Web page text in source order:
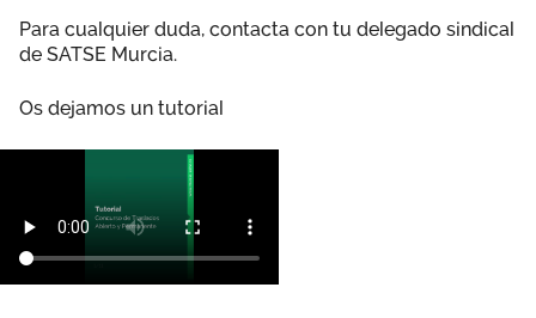
Para cualquier duda, contacta con tu delegado sindical
de SATSE Murcia.
Os dejamos un tutorial